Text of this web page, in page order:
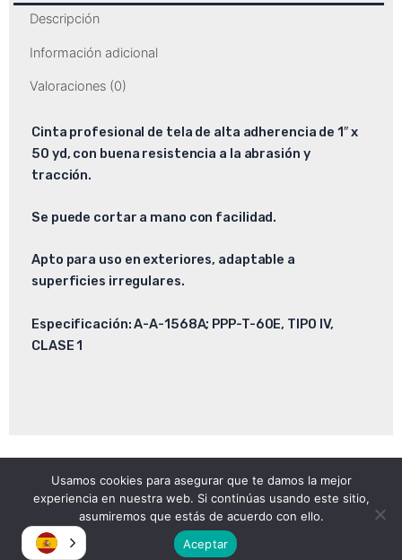
Descripción
Información adicional
Valoraciones (0)
Cinta profesional de tela de alta adherencia de 1″ x
50 yd, con buena resistencia a la abrasión y
tracción.
Se puede cortar a mano con facilidad.
Apto para uso en exteriores, adaptable a
superficies irregulares.
Especificación: A-A-1568A; PPP-T-60E, TIPO IV,
CLASE 1
Copyright © 2026
Atomica | Crew & Equipment Rental House.
Usamos cookies para asegurar que te damos la mejor
experiencia en nuestra web. Si continúas usando este sitio,
asumiremos que estás de acuerdo con ello.
Aceptar